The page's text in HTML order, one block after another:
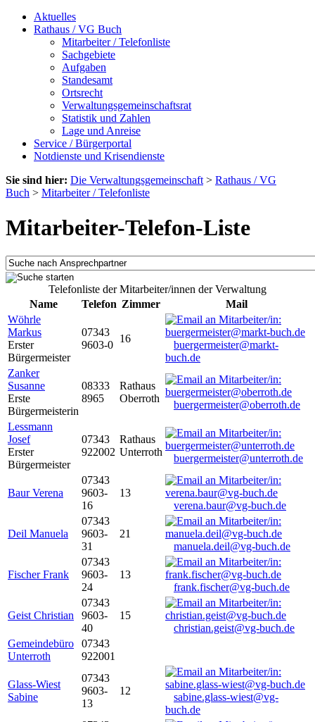
Aktuelles
Rathaus / VG Buch
Mitarbeiter / Telefonliste
Sachgebiete
Aufgaben
Standesamt
Ortsrecht
Verwaltungsgemeinschaftsrat
Statistik und Zahlen
Lage und Anreise
Service / Bürgerportal
Notdienste und Krisendienste
Sie sind hier: Die Verwaltungsgemeinschaft > Rathaus / VG
Buch > Mitarbeiter / Telefonliste
Mitarbeiter-Telefon-Liste
Telefonliste der Mitarbeiter/innen der Verwaltung
Name
Telefon Zimmer
Mail
Wöhrle
Markus
Erster
Bürgermeister
07343
9603-0
16
buergermeister@markt-
buch.de
Zanker
Susanne
Erste
Bürgermeisterin
08333
8965
Rathaus
Oberroth
buergermeister@oberroth.de
Lessmann
Josef
Erster
Bürgermeister
07343
922002
Rathaus
Unterroth
buergermeister@unterroth.de
Baur Verena
07343
9603-
16
13
verena.baur@vg-buch.de
Deil Manuela
07343
9603-
31
21
manuela.deil@vg-buch.de
Fischer Frank
07343
9603-
24
13
frank.fischer@vg-buch.de
Geist Christian
07343
9603-
40
15
christian.geist@vg-buch.de
Gemeindebüro
Unterroth
07343
922001
Glass-Wiest
Sabine
07343
9603-
13
12
sabine.glass-wiest@vg-
buch.de